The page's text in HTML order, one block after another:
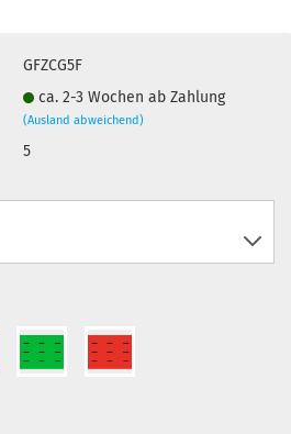
GFZCG5F
ca. 2-3 Wochen ab Zahlung
(Ausland abweichend)
5